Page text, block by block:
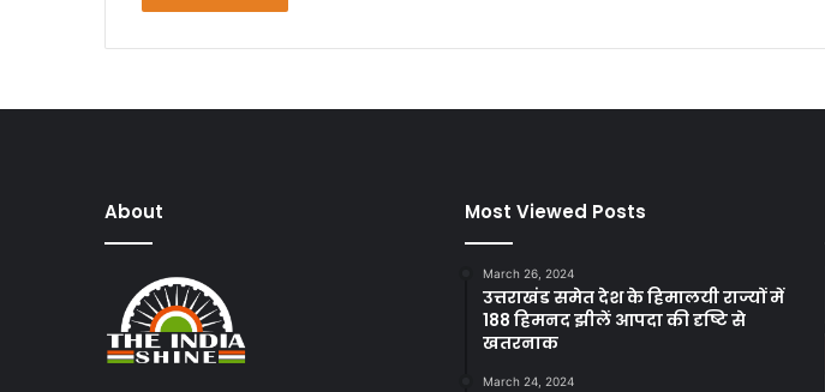
About Most Viewed Posts
March 26, 2024
उत्तराखंड समेत देश के हिमालयी राज्यों में
188 हिमनद झीलें आपदा की दृष्टि से
खतरनाक
March 24, 2024